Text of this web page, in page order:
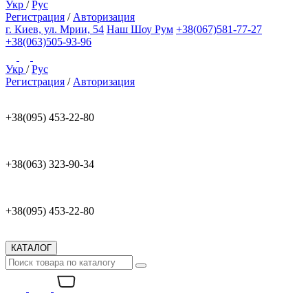
Укр /Рус
Регистрация / Авторизация
г. Киев, ул. Мрии, 54 Наш Шоу Рум +38(067)581-77-27
+38(063)505-93-96
Укр /Рус
Регистрация / Авторизация
+38(095) 453-22-80
+38(063) 323-90-34
+38(095) 453-22-80
КАТАЛОГ